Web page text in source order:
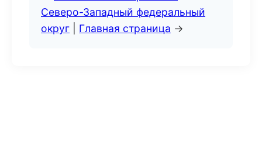
Северо-Западный федеральный
округ
Главная страница →